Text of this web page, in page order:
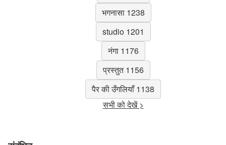
भगनासा 1238
studio 1201
नंगा 1176
प्रस्तुत 1156
पैर की उँगलियाँ 1138
सभी को देखें >